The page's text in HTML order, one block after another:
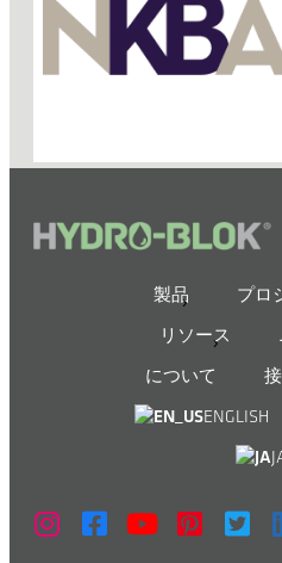
製品 プロ
リソース
について
ENGLISH